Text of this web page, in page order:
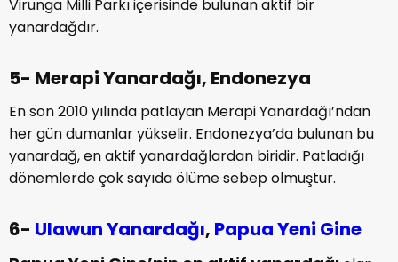
Virunga Milli Parkı içerisinde bulunan aktif bir
yanardağdır.
5- Merapi Yanardağı, Endonezya
En son 2010 yılında patlayan Merapi Yanardağı’ndan
her gün dumanlar yükselir. Endonezya’da bulunan bu
yanardağ, en aktif yanardağlardan biridir. Patladığı
dönemlerde çok sayıda ölüme sebep olmuştur.
6- UlawunYanardağı, Papua Yeni Gine